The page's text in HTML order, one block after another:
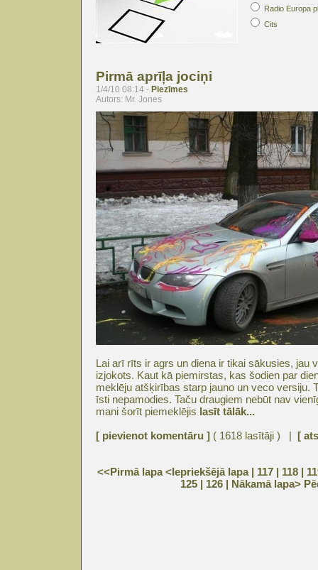
Radio Europa
Cits
Pirmā aprīļa jociņi
1/4/10 08:14 - Piezīmes
Autors: Mr. Jones
Lai arī rīts ir agrs un diena ir tikai sākusies, jau
izjokots. Kaut kā piemirstas, kas šodien par
meklēju atšķirības starp jauno un veco versiju.
īsti nepamodies. Taču draugiem nebūt nav
mani šorīt piemeklējis lasīt tālāk...
[ pievienot komentāru ] ( 1618 lasītāji ) | [
<<Pirmā lapa<Iepriekšējā lapa | 117 | 118|
125| 126| Nākamā lapa>